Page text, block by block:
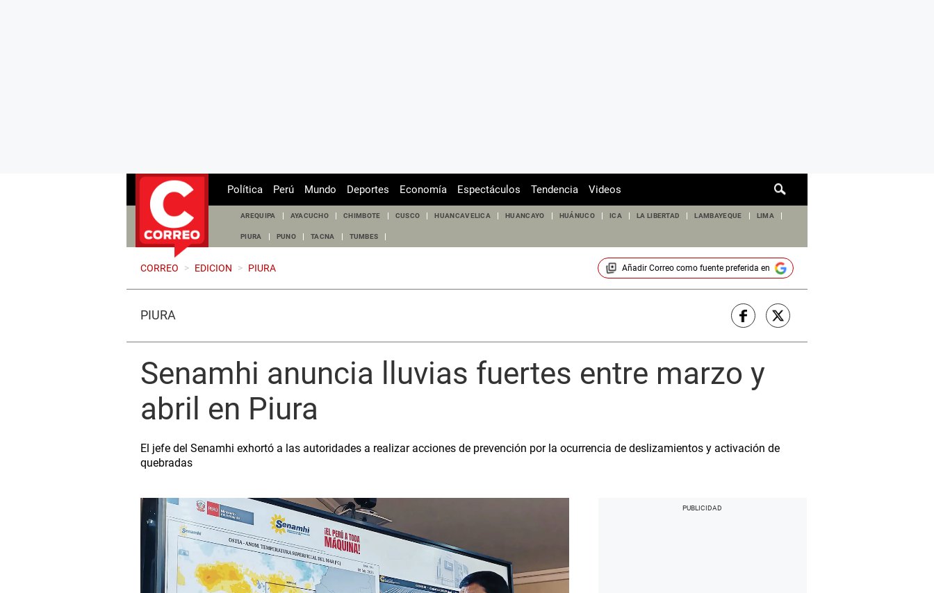
de
Política Perú Mundo Deportes Economía Espectáculos Tendencia Videos
AREQUIPA AYACUCHO CHIMBOTE CUSCO HUANCAVELICA HUANCAYO HUÁNUCO ICA LA LIBERTAD LAMBAYEQUE LIMA
PIURA PUNO TACNA TUMBES
CORREO > EDICION > PIURA Añadir Correocomo fuente preferida en
PIURA
Senamhi anuncia lluvias fuertes entre marzo y
abril en Piura
El jefe del Senamhi exhortó a las autoridades a realizar acciones de prevención por la ocurrencia de deslizamientos y activación de
quebradas